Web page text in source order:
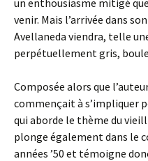
un enthousiasme mitigé
venir. Mais l’arrivée dans
Avellaneda viendra, telle
perpétuellement gris,
Composée alors que
commençait à s’impliquer
qui aborde le thème du
plonge également dans le
années ’50 et témoigne